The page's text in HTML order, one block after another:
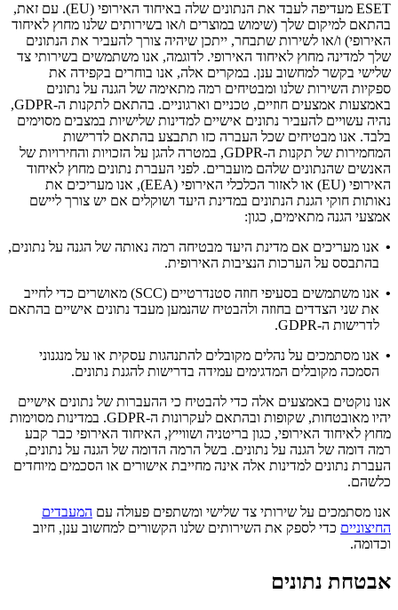
ESET מעדיפה לעבד את הנתונים שלה באיחוד האירופי (EU). עם זאת,
בהתאם למיקום שלך (שימוש במוצרים ו/או בשירותים שלנו מחוץ לאיחוד
האירופי) ו/או לשירות שתבחר, ייתכן שיהיה צורך להעביר את הנתונים
שלך למדינה מחוץ לאיחוד האירופי. לדוגמה, אנו משתמשים בשירותי צד
שלישי בקשר למחשוב ענן. במקרים אלה, אנו בוחרים בקפידה את
ספקיות השירות שלנו ומבטיחים רמה מתאימה של הגנה על נתונים
באמצעות אמצעים חוזיים, טכניים וארגוניים. בהתאם לתקנות ה-GDPR,
נהיה עשויים להעביר נתונים אישיים למדינות שלישיות במצבים מסוימים
בלבד. אנו מבטיחים שכל העברה כזו תתבצע בהתאם לדרישות
המחמירות של תקנות ה-GDPR, במטרה להגן על הזכויות והחירויות של
האנשים שהנתונים שלהם מועברים. לפני העברת נתונים מחוץ לאיחוד
האירופי (EU) או לאזור הכלכלי האירופי (EEA), אנו מעריכים את
נאותות חוקי הגנת הנתונים במדינת היעד ושוקלים אם יש צורך ליישם
אמצעי הגנה מתאימים, כגון:
• אנו מעריכים אם מדינת היעד מבטיחה רמה נאותה של הגנה על נתונים,
בהתבסס על הערכות הנציבות האירופית.
•
אנו משתמשים בסעיפי חוזה סטנדרטיים (SCC) מאושרים כדי לחייב
את שני הצדדים בחוזה ולהבטיח שהנמען מעבד נתונים אישיים בהתאם
לדרישות ה-GDPR.
• אנו מסתמכים על נהלים מקובלים להתנהגות עסקית או על מנגנוני
הסמכה מקובלים המדגימים עמידה בדרישות להגנת נתונים.
אנו נוקטים באמצעים אלה כדי להבטיח כי ההעברות של נתונים אישיים
יהיו מאובטחות, שקופות ובהתאם לעקרונות ה-GDPR. במדינות מסוימות
מחוץ לאיחוד האירופי, כגון בריטניה ושווייץ, האיחוד האירופי כבר קבע
רמה דומה של הגנה על נתונים. בשל הרמה הדומה של הגנה על נתונים,
העברת נתונים למדינות אלה אינה מחייבת אישורים או הסכמים מיוחדים
כלשהם.
אנו מסתמכים על שירותי צד שלישי ומשתפים פעולה עם המעבדים
החיצוניים כדי לספק את השירותים שלנו הקשורים למחשוב ענן, חיוב
וכדומה.
אבטחת נתונים